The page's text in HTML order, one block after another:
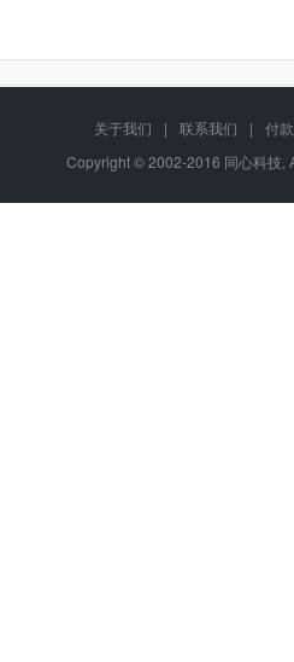
关于我们 | 联系我们 |
付
Copyright © 2002-2016 同心科技